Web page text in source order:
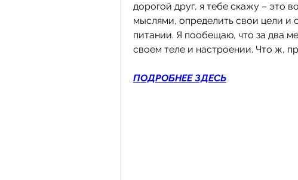
дорогой друг, я тебе скажу – это
мыслями, определить свои цели и
питании. Я пообещаю, что за два
своем теле и настроении. Что ж,
ПОДРОБНЕЕ ЗДЕСЬ